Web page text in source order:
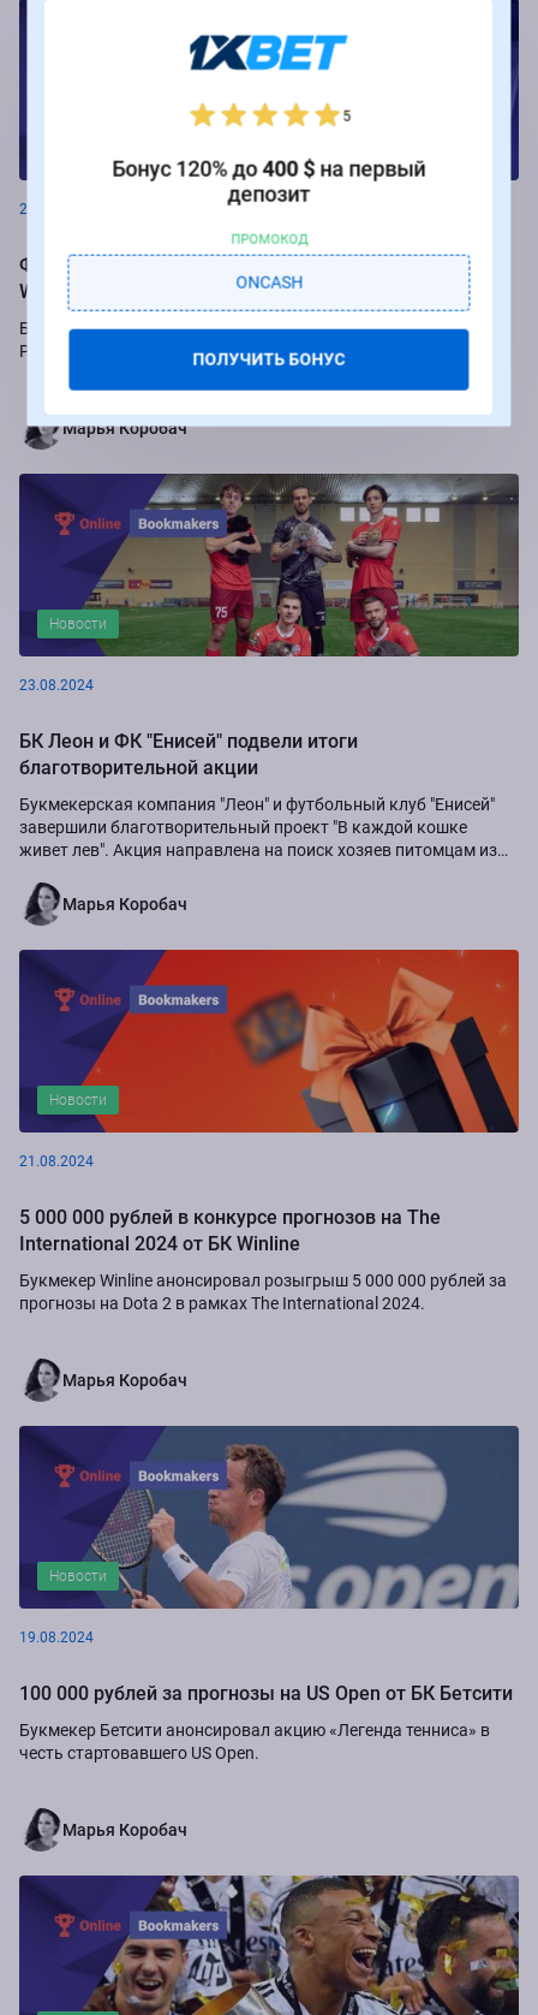
26.08.2024
Фрибеты до 250 000 рублей за ставки на РПЛ от БК
Winline
Букмекер Winline подарит бесплатные ставки за пари на игры
Российской Премьер-лиги.
Марья Коробач
Новости
23.08.2024
БК Леон и ФК "Енисей" подвели итоги
благотворительной акции
Букмекерская компания "Леон" и футбольный клуб "Енисей"
завершили благотворительный проект "В каждой кошке
живет лев". Акция направлена на поиск хозяев питомцам из
Марья Коробач
Новости
21.08.2024
5 000 000 рублей в конкурсе прогнозов на The
International 2024 от БК Winline
Букмекер Winline анонсировал розыгрыш 5 000 000 рублей за
прогнозы на Dota 2 в рамках The International 2024.
Марья Коробач
Новости
19.08.2024
100 000 рублей за прогнозы на US Open от БК Бетсити
Букмекер Бетсити анонсировал акцию «Легенда тенниса» в
честь стартовавшего US Open.
Марья Коробач
5
Бонус 120% до400 $на первый
депозит
ПРОМОКОД
ONCASH
ПОЛУЧИТЬ БОНУС